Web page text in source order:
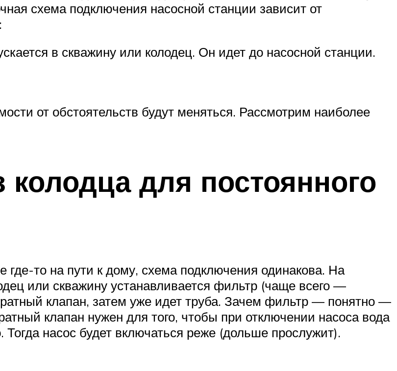
схема подключения насосной станции зависит от
в скважину или колодец. Он идет до насосной станции.
от обстоятельств будут меняться. Рассмотрим наиболее
для постоянного
где-то на пути к дому, схема подключения одинакова. На
или скважину устанавливается фильтр (чаще всего —
клапан, затем уже идет труба. Зачем фильтр — понятно —
клапан нужен для того, чтобы при отключении насоса вода
насос будет включаться реже (дольше прослужит).